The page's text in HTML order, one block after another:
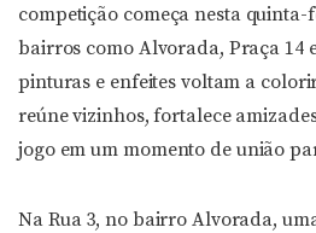
competição começa nesta quinta-
bairros como Alvorada, Praça 14
pinturas e enfeites voltam a
reúne vizinhos, fortalece
jogo em um momento de união
Na Rua 3, no bairro Alvorada,